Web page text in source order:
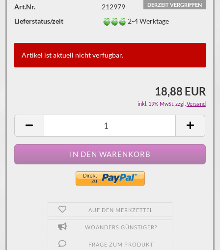
DERZEIT VERGRIFFEN
Art.Nr.
212979
Lieferstatus/zeit
2-4 Werktage
Artikel ist aktuell nicht verfügbar.
18,88 EUR
inkl. 19% MwSt. zzgl. Versand
AUF DEN MERKZETTEL
WOANDERS GÜNSTIGER?
FRAGE ZUM PRODUKT